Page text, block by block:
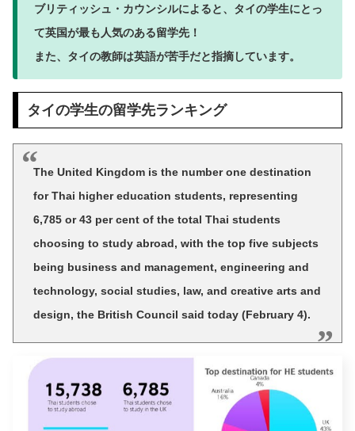
ブリティッシュ・カウンシルによると、タイの学生にとっ
て英国が最も人気のある留学先！
また、タイの教師は英語が苦手だと指摘しています。
タイの学生の留学先ランキング
The United Kingdom is the number one destination
for Thai higher education students, representing
6,785 or 43 per cent of the total Thai students
choosing to study abroad, with the top five subjects
being business and management, engineering and
technology, social studies, law, and creative arts and
design, the British Council said today (February 4).